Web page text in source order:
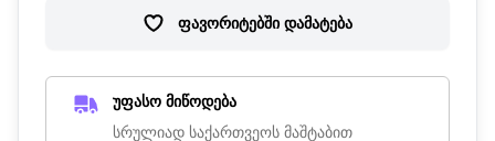
ფავორიტებში დამატება
უფასო მიწოდება
სრულიად საქართვეოს მაშტაბით